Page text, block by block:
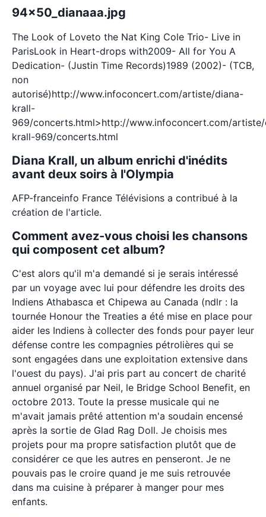
94x50_dianaaa.jpg
The Look of Loveto the Nat King Cole Trio- Live in
ParisLook in Heart-drops with2009- All for You A
Dedication- (Justin Time Records)1989 (2002)- (TCB,
non
autorisé)http://www.infoconcert.com/artiste/diana-
krall-
969/concerts.html>http://www.infoconcert.com/
krall-969/concerts.html
Diana Krall, un album enrichi d'inédits
avant deux soirs à l'Olympia
AFP-franceinfo France Télévisions a contribué à la
création de l'article.
Comment avez-vous choisi les chansons
qui composent cet album?
C'est alors qu'il m'a demandé si je serais intéressé
par un voyage avec lui pour défendre les droits des
Indiens Athabasca et Chipewa au Canada (ndlr : la
tournée Honour the Treaties a été mise en place pour
aider les Indiens à collecter des fonds pour payer leur
défense contre les compagnies pétrolières qui se
sont engagées dans une exploitation extensive dans
l'ouest du pays). J'ai pris part au concert de charité
annuel organisé par Neil, le Bridge School Benefit, en
octobre 2013. Toute la presse musicale qui ne
m'avait jamais prêté attention m'a soudain encensé
après la sortie de Glad Rag Doll. Je choisis mes
projets pour ma propre satisfaction plutôt que de
considérer ce que les autres en penseront. Je ne
pouvais pas le croire quand je me suis retrouvée
dans ma cuisine à préparer à manger pour mes
enfants.